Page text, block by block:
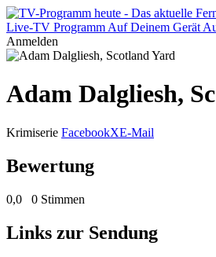
Live-TV Programm Auf Deinem Gerät
Anmelden
Adam Dalgliesh,
Krimiserie FacebookXE-Mail
Bewertung
0,0 0 Stimmen
Links zur Sendung